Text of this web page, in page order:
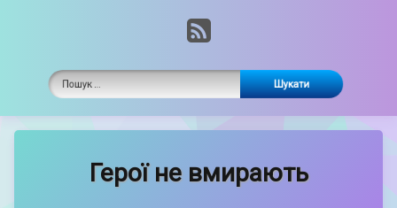
Єврейські національні традиції
Матеріально-технічне забазпечення
ORT STEAM
RSS
Пошук:
Герої не вмирають